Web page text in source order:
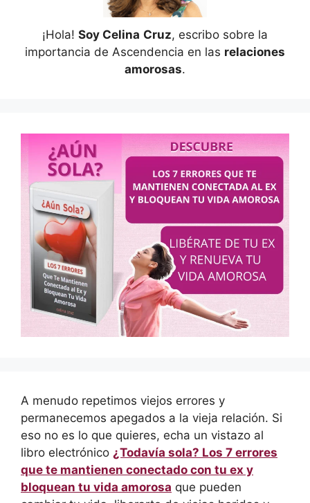
¡Hola! Soy Celina Cruz, escribo sobre la
importancia de Ascendencia en las relaciones
amorosas.
A menudo repetimos viejos errores y
permanecemos apegados a la vieja relación. Si
eso no es lo que quieres, echa un vistazo al
libro electrónico ¿Todavía sola? Los 7 errores
que te mantienen conectado con tu ex y
bloquean tu vida amorosa que pueden